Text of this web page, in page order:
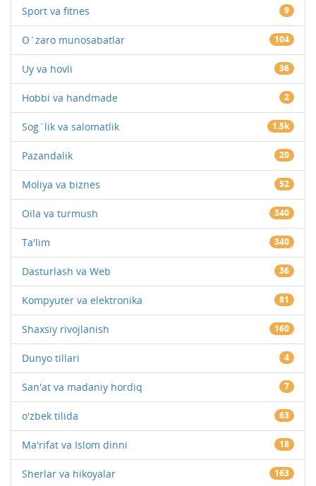
Sport va fitnes 9
O`zaro munosabatlar 104
Uy va hovli 36
Hobbi va handmade 2
Sog`lik va salomatlik 1.5k
Pazandalik 20
Moliya va biznes 52
Oila va turmush 340
Ta'lim 340
Dasturlash va Web 36
Kompyuter va elektronika 81
Shaxsiy rivojlanish 160
Dunyo tillari 4
San'at va madaniy hordiq 7
o'zbek tilida 63
Ma'rifat va Islom dinni 18
Sherlar va hikoyalar 163